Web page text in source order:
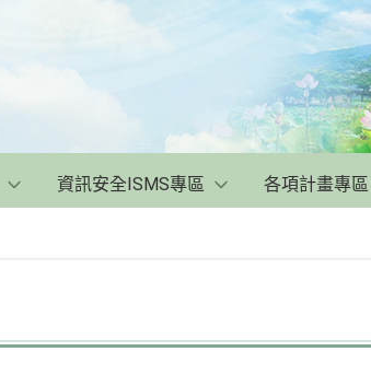
資訊安全ISMS專區 各項計畫專區